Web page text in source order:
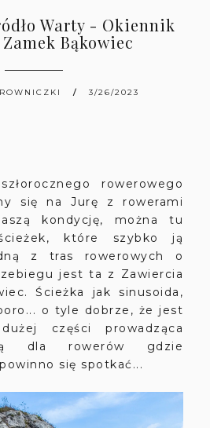
Warty - Okiennik
Bąkowiec
3/26/2023
rowerowego
się na Jurę z rowerami
kondycję, można tu
które szybko ją
z tras rowerowych o
jest ta z Zawiercia
Ścieżka jak sinusoida,
o tyle dobrze, że jest
części prowadząca
dla rowerów gdzie
się spotkać...